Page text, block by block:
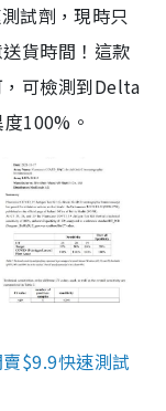
試劑，現時只
貨時間！這款
可檢測到Delta
100%。
$9.9快速測試